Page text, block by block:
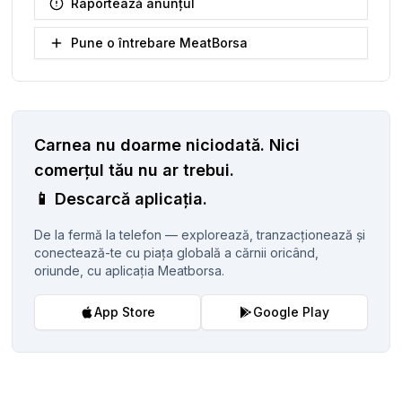
Pune o întrebare MeatBorsa
Carnea nu doarme niciodată. Nici
comerțul tău nu ar trebui.
📱 Descarcă aplicația.
De la fermă la telefon — explorează, tranzacționează și
conectează-te cu piața globală a cărnii oricând,
oriunde, cu aplicația Meatborsa.
App Store Google Play